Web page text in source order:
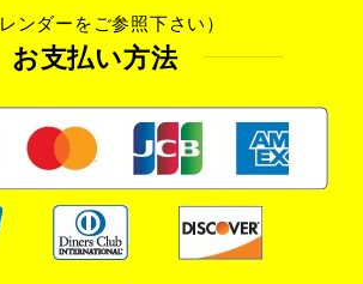
ンダーをご参照下さい）
お支払い方法